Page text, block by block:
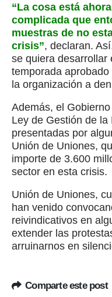
“La cosa está
complicada que
muestras de no
crisis”, declaran.
se quiera desarrollar
temporada
la organización a
Además, el
Ley de Gestión de
presentadas por
Unión de Uniones,
importe de 3.600
sector en esta crisis.
Unión de Uniones,
han venido
reivindicativos en
extender las
arruinarnos en
Comparte este post